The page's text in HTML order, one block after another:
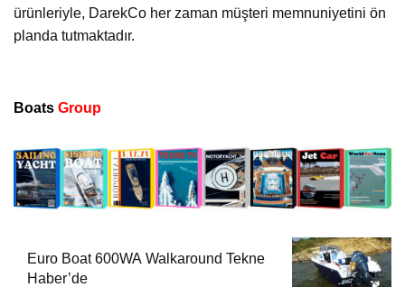
ürünleriyle, DarekCo her zaman müşteri memnuniyetini ön
planda tutmaktadır.
Boats Group
Euro Boat 600WA Walkaround Tekne
Haber’de